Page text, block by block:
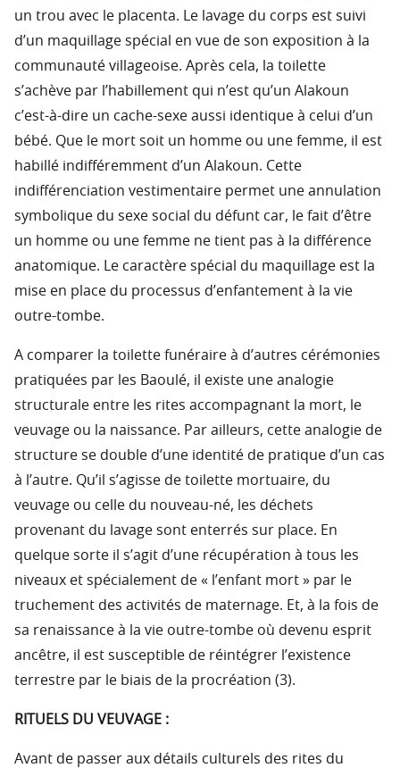
un trou avec le placenta. Le lavage du corps est suivi
d’un maquillage spécial en vue de son exposition à la
communauté villageoise. Après cela, la toilette
s’achève par l’habillement qui n’est qu’un Alakoun
c’est-à-dire un cache-sexe aussi identique à celui d’un
bébé. Que le mort soit un homme ou une femme, il est
habillé indifféremment d’un Alakoun. Cette
indifférenciation vestimentaire permet une annulation
symbolique du sexe social du défunt car, le fait d’être
un homme ou une femme ne tient pas à la différence
anatomique. Le caractère spécial du maquillage est la
mise en place du processus d’enfantement à la vie
outre-tombe.
A comparer la toilette funéraire à d’autres cérémonies
pratiquées par les Baoulé, il existe une analogie
structurale entre les rites accompagnant la mort, le
veuvage ou la naissance. Par ailleurs, cette analogie de
structure se double d’une identité de pratique d’un cas
à l’autre. Qu’il s’agisse de toilette mortuaire, du
veuvage ou celle du nouveau-né, les déchets
provenant du lavage sont enterrés sur place. En
quelque sorte il s’agit d’une récupération à tous les
niveaux et spécialement de « l’enfant mort » par le
truchement des activités de maternage. Et, à la fois de
sa renaissance à la vie outre-tombe où devenu esprit
ancêtre, il est susceptible de réintégrer l’existence
terrestre par le biais de la procréation (3).
RITUELS DU VEUVAGE :
Avant de passer aux détails culturels des rites du